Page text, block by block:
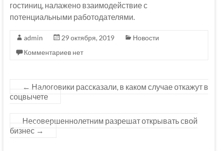
гостиниц, налажено взаимодействие с
потенциальными работодателями.
admin 29 октября, 2019
Новости
Комментариев нет
← Налоговики рассказали, в каком случае откажут в
соцвычете
Несовершеннолетним разрешат открывать свой
бизнес →